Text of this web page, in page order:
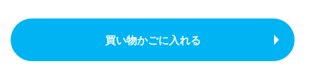
買い物かごに入れる